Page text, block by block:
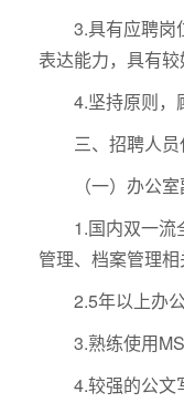
3.具有应聘岗
表达能力，具有较
4.坚持原则，
三、招聘人员
（一）办公
1.国内双一流
管理、档案管理相
2.5年以上办
3.熟练使用
4.较强的公文